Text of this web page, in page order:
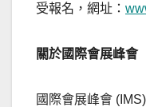
受報名，網址：
關於國際會展峰會
國際會展峰會